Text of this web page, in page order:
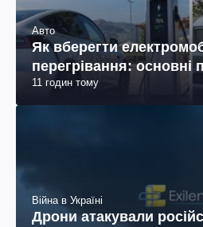
Авто
Як вберегти
перегрівання: основні
11 годин тому
Війна в Україні
Дрони атакували